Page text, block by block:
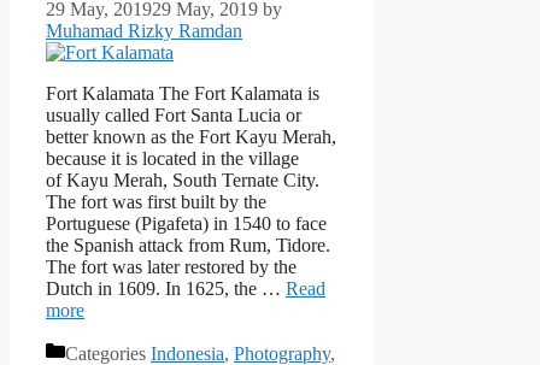
29 May, 201929 May, 2019 by
Muhamad Rizky Ramdan
Fort Kalamata The Fort Kalamata is
usually called Fort Santa Lucia or
better known as the Fort Kayu Merah,
because it is located in the village
of Kayu Merah, South Ternate City.
The fort was first built by the
Portuguese (Pigafeta) in 1540 to face
the Spanish attack from Rum, Tidore.
The fort was later restored by the
Dutch in 1609. In 1625, the … Read
more
Categories Indonesia, Photography,